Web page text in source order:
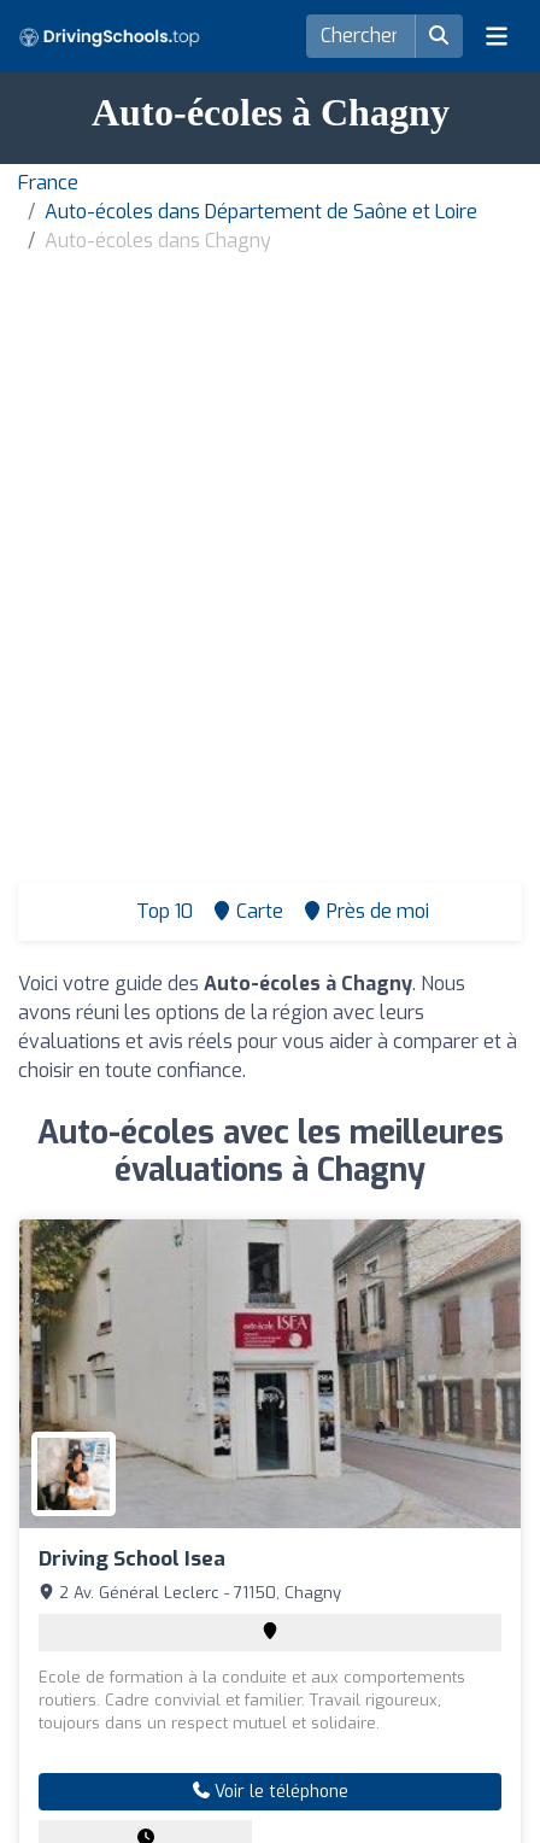
Auto-écoles à Chagny
France
Auto-écoles dans Département de Saône et Loire
Auto-écoles dans Chagny
Top 10 Carte Près de moi
Voici votre guide des Auto-écoles à Chagny. Nous
avons réuni les options de la région avec leurs
évaluations et avis réels pour vous aider à comparer et à
choisir en toute confiance.
Auto-écoles avec les meilleures
évaluations à Chagny
Driving School Isea
2 Av. Général Leclerc - 71150, Chagny
Ecole de formation à la conduite et aux comportements
routiers. Cadre convivial et familier. Travail rigoureux,
toujours dans un respect mutuel et solidaire.
Voir le téléphone